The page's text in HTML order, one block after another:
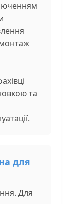
та
для
Для